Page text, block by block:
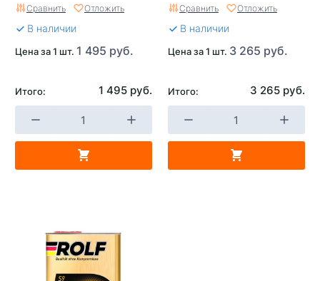
Сравнить Отложить
В наличии
Цена за 1 шт. 1 495 руб.
Итого: 1 495 руб.
Сравнить Отложить
В наличии
Цена за 1 шт. 3 265 руб.
Итого: 3 265 руб.